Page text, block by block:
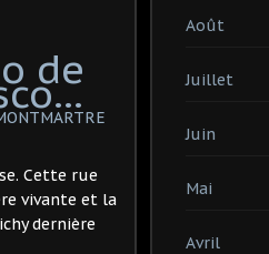
de
Cette rue
vivante et la
dernière
Août
Juillet
Juin
Mai
Avril